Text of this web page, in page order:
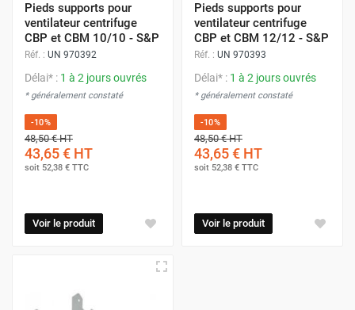
Pieds supports pour
ventilateur centrifuge
CBP et CBM 10/10 - S&P
Réf. : UN 970392
Délai* : 1 à 2 jours ouvrés
* généralement constaté
-10%
48,50 €HT
43,65 € HT
soit 52,38 € TTC
Voir le produit
Pieds supports pour
ventilateur centrifuge
CBP et CBM 12/12 - S&P
Réf. : UN 970393
Délai* : 1 à 2 jours ouvrés
* généralement constaté
-10%
48,50 €HT
43,65 € HT
soit 52,38 € TTC
Voir le produit